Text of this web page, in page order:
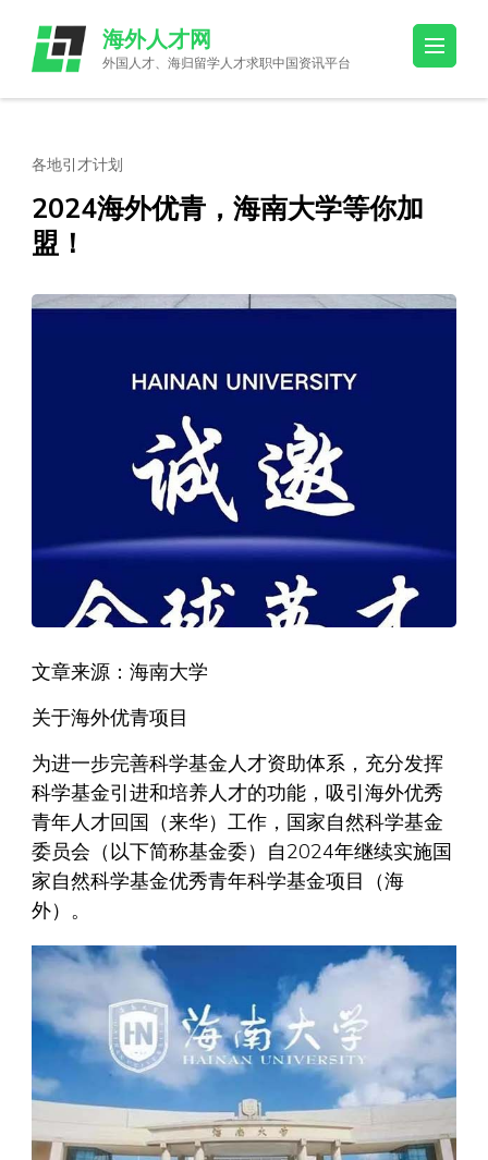
content
(Press
海外人才网
外国人才、海归留学人才求职中国资讯平台
各地引才计划
2024海外优青，海南大学等你加
盟！
文章来源：海南大学
关于海外优青项目
为进一步完善科学基金人才资助体系，充分发挥
科学基金引进和培养人才的功能，吸引海外优秀
青年人才回国（来华）工作，国家自然科学基金
委员会（以下简称基金委）自2024年继续实施国
家自然科学基金优秀青年科学基金项目（海
外）。